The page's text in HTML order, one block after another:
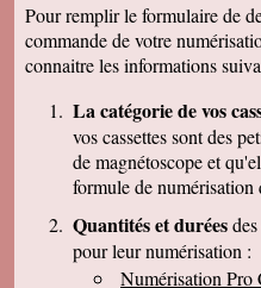
cordialement
Nicolas B.
J ai bien recu le colis.
Thierry P.
j'ai bien reçu les lots
travail et de votre
Patrick C.
J 'ai bien reçu le
travail, ma famille en
envoyer le reste des
Pour remplir le formulaire de
commande de votre
connaitre les informations
La catégorie de vos
vos cassettes sont des
de magnétoscope et
formule de numérisation
Quantités et durées
pour leur numérisation :
Numérisation Pro